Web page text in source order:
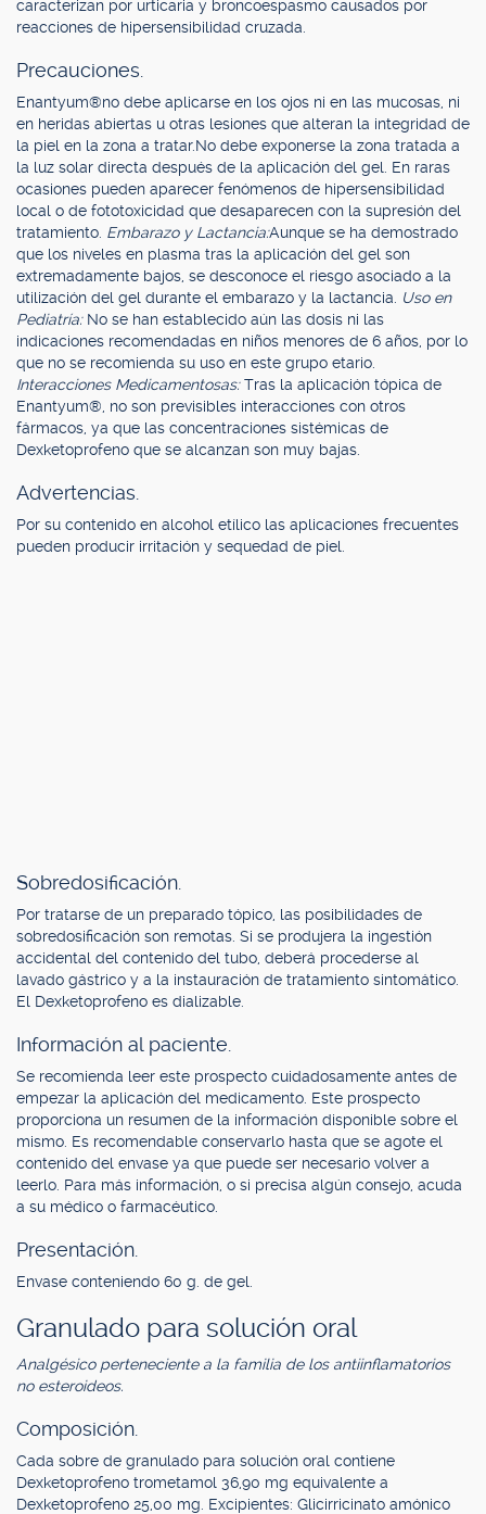
caracterizan por urticaria y broncoespasmo causados por
reacciones de hipersensibilidad cruzada.
Precauciones.
Enantyum®no debe aplicarse en los ojos ni en las mucosas, ni
en heridas abiertas u otras lesiones que alteran la integridad de
la piel en la zona a tratar.No debe exponerse la zona tratada a
la luz solar directa después de la aplicación del gel. En raras
ocasiones pueden aparecer fenómenos de hipersensibilidad
local o de fototoxicidad que desaparecen con la supresión del
tratamiento. Embarazo y Lactancia:Aunque se ha demostrado
que los niveles en plasma tras la aplicación del gel son
extremadamente bajos, se desconoce el riesgo asociado a la
utilización del gel durante el embarazo y la lactancia.
Uso en
Pediatría: No se han establecido aún las dosis ni las
indicaciones recomendadas en niños menores de 6 años, por lo
que no se recomienda su uso en este grupo etario.
Interacciones Medicamentosas:Tras la aplicación tópica de
Enantyum®, no son previsibles interacciones con otros
fármacos, ya que las concentraciones sistémicas de
Dexketoprofeno que se alcanzan son muy bajas.
Advertencias.
Por su contenido en alcohol etílico las aplicaciones frecuentes
pueden producir irritación y sequedad de piel.
Sobredosificación.
Por tratarse de un preparado tópico, las posibilidades de
sobredosificación son remotas. Si se produjera la ingestión
accidental del contenido del tubo, deberá procederse al
lavado gástrico y a la instauración de tratamiento sintomático.
El Dexketoprofeno es dializable.
Información al paciente.
Se recomienda leer este prospecto cuidadosamente antes de
empezar la aplicación del medicamento. Este prospecto
proporciona un resumen de la información disponible sobre el
mismo. Es recomendable conservarlo hasta que se agote el
contenido del envase ya que puede ser necesario volver a
leerlo. Para más información, o si precisa algún consejo, acuda
a su médico o farmacéutico.
Presentación.
Envase conteniendo 60 g. de gel.
Granulado para solución oral
Analgésico perteneciente a la familia de los antiinflamatorios
no esteroideos.
Composición.
Cada sobre de granulado para solución oral contiene
Dexketoprofeno trometamol 36,90 mg equivalente a
Dexketoprofeno 25,00 mg. Excipientes: Glicirricinato amónico